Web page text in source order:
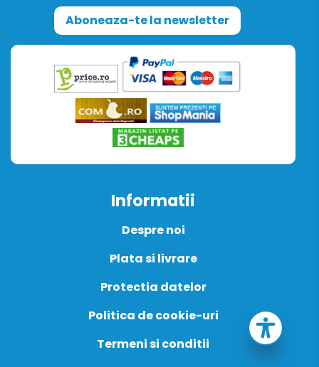
Aboneaza-te la newsletter
Informatii
Despre noi
Plata si livrare
Protectia datelor
Politica de cookie-uri
Termeni si conditii